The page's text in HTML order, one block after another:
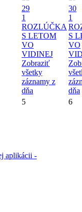
29
1
ROZLÚČKA
S LETOM
VO
VIDINEJ
Zobraziť
všetky
záznamy z
dňa
30
1
S
VO
dňa
5 6
aplikácii -